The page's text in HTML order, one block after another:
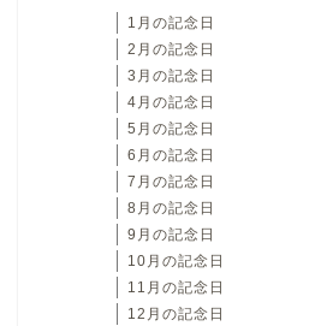
1月の記念日
2月の記念日
3月の記念日
4月の記念日
5月の記念日
6月の記念日
7月の記念日
8月の記念日
9月の記念日
10月の記念日
11月の記念日
12月の記念日